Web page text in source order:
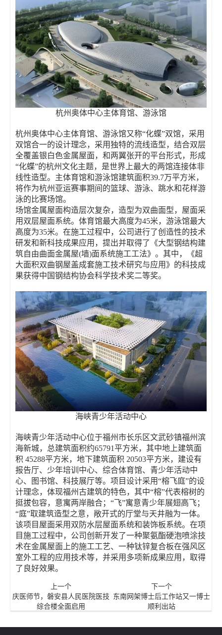
杭州奥体中心主体育馆、游泳馆
杭州奥体中心主体育馆、游泳馆又称“化蝶”双馆，采用
双馆合一的设计理念，采用独特的流线造型，结合双层
全覆盖银白色金属屋面，和两翼张开的平台形式，形成
“化蝶”的杭州文化主题，是世界上最大的两馆连接体非
线性造型。主体育馆和游泳馆建筑面积39.7万平方米，
将作为杭州亚运赛事期间的篮球、游泳、跳水和花样游
泳的比赛场馆。
场馆金属屋面构造层次复杂，造型为双曲面型，屋面采
用双层屋面系统。体育馆最大高度为45米，游泳馆最大
高度为35米。在施工过程中，公司进行了创造性的技术
研发和新科技成果应用，提出并取得了《大型钢结构建
筑自由曲面金属屋(墙)面系统施工工法》。其中，《超
大面积双曲钢屋盖成套施工技术研究与应用》的科技成
果获得中国钢结构协会科学技术奖二等奖。
海峡青少年活动中心
海峡青少年活动中心位于福州市长乐区文武砂镇福州滨
海新城，总建筑面积约65791平方米，其中地上建筑面
积 45288平方米，地下建筑面积 20503平方米，建设有
报告厅、少年培训中心、综合体育馆、青少年活动中
心、图书馆、科技展厅等。项目设计采用“榕飞庭”的设
计理念，体现福州古建筑的特色，其中“榕”代表榕树的
挺拔包容，意寓两岸融合；“飞”寓意青少年展翅高飞；
“庭”取建筑造型之意，敞开式的厅堂与天井融为一体。
该项目屋面采用双防水层屋面系统和装饰板系统。在项
目施工过程中，公司创新开发了一种聚氨酯硬泡喷涂技
术在金属屋面上的施工工艺、一种钛锌复合板在强风区
室外工程的应用技术等，并采用多项新成果应用，取得
了良好效果。
上一个
庆医师节，磐安县人民医院医技
综合楼全面启用
下一个
东南网架博士后工作站又一博士
顺利出站